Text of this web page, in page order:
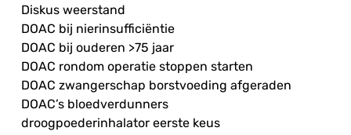
Diskus weerstand
DOAC bij nierinsufficiëntie
DOAC bij ouderen >75 jaar
DOAC rondom operatie stoppen starten
DOAC zwangerschap borstvoeding afgeraden
DOAC’s bloedverdunners
droogpoederinhalator eerste keus